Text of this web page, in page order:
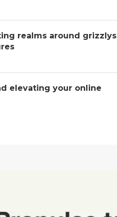
realms around grizzlys
elevating your online